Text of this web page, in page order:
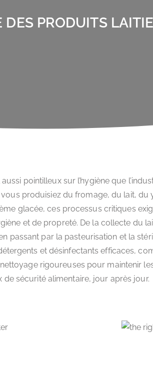
DES PRODUITS
pointilleux sur l’hygiène que
produisiez du fromage, du lait, du
glacée, ces processus critiques
et de propreté. De la collecte du
passant par la pasteurisation et la
et désinfectants efficaces,
rigoureuses pour maintenir
de sécurité alimentaire, jour après jour.